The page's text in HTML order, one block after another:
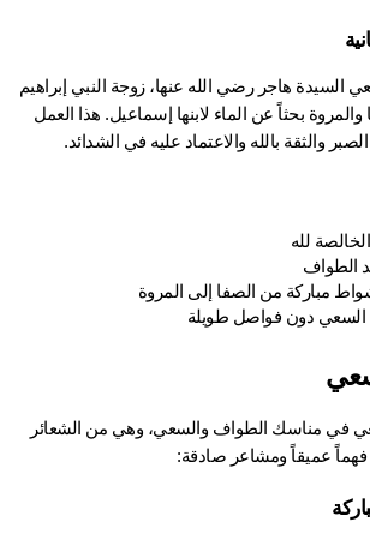
عليه السلام، بين الصفا والمروة بحثاً عن الماء لابنها إسماعيل. هذا العمل
بالله والاعتماد عليه في الشدائد.
لله
مباركة من الصفا إلى المروة
دون فواصل طويلة
إليك خطوات أداء السعي في مناسك الطواف والسعي، وهي من الشعائر
عميقاً ومشاعر صادقة: